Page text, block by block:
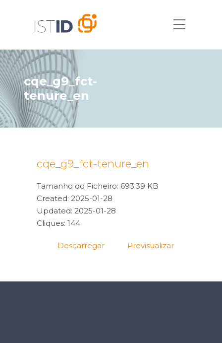
cqe_g9_fct-
tenure_en
cqe_g9_fct-tenure_en
Tamanho do Ficheiro: 693.39 KB
Created: 2025-01-28
Updated: 2025-01-28
Cliques: 144
Descarregar Previsualizar